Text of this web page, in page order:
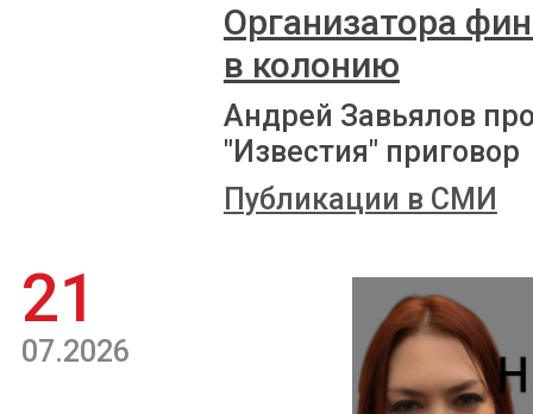
Организатора
в колонию
Андрей Завьялов
"Известия" приговор
Публикации в СМИ
21
07.2026